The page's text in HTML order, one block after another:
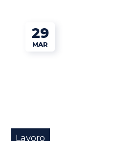
29
MAR
Lavoro